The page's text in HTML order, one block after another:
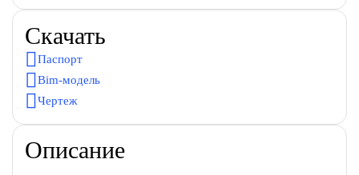
Скачать
Паспорт
Bim-модель
Чертеж
Описание